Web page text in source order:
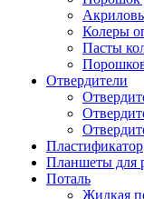
Колеры
Пасты
Отвердители
Пластификатор
Планшеты для
Поталь
Жидкая